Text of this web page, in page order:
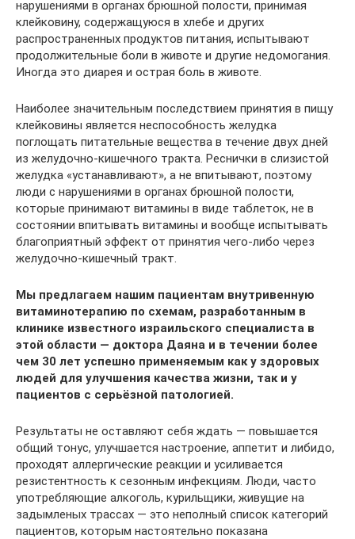
нарушениями в органах брюшной полости, принимая
клейковину, содержащуюся в хлебе и других
распространенных продуктов питания, испытывают
продолжительные боли в животе и другие недомогания.
Иногда это диарея и острая боль в животе.
Наиболее значительным последствием принятия в пищу
клейковины является неспособность желудка
поглощать питательные вещества в течение двух дней
из желудочно-кишечного тракта. Реснички в слизистой
желудка «устанавливают», а не впитывают, поэтому
люди с нарушениями в органах брюшной полости,
которые принимают витамины в виде таблеток, не в
состоянии впитывать витамины и вообще испытывать
благоприятный эффект от принятия чего-либо через
желудочно-кишечный тракт.
Мы предлагаем нашим пациентам внутривенную
витаминотерапию по схемам, разработанным в
клинике известного израильского специалиста в
этой области — доктора Даяна и в течении более
чем 30 лет успешно применяемым как у здоровых
людей для улучшения качества жизни, так и у
пациентов с серьёзной патологией.
Результаты не оставляют себя ждать — повышается
общий тонус, улучшается настроение, аппетит и либидо,
проходят аллергические реакции и усиливается
резистентность к сезонным инфекциям. Люди, часто
употребляющие алкоголь, курильщики, живущие на
задымленых трассах — это неполный список категорий
пациентов, которым настоятельно показана